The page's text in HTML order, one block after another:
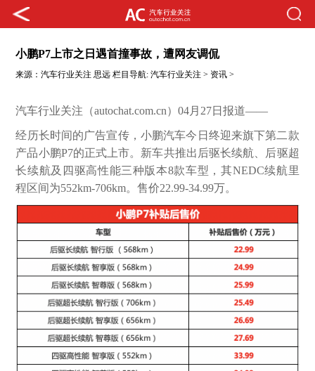
小鹏P7上市之日遇首撞事故，遭网友调侃
来源：汽车行业关注 思远 栏目导航:汽车行业关注 > 资讯 >
汽车行业关注（autochat.com.cn）04月27日报道——
经历长时间的广告宣传，小鹏汽车今日终迎来旗下第二款
产品小鹏P7的正式上市。新车共推出后驱长续航、后驱超
长续航及四驱高性能三种版本8款车型，其NEDC续航里
程区间为552km-706km。售价22.99-34.99万。